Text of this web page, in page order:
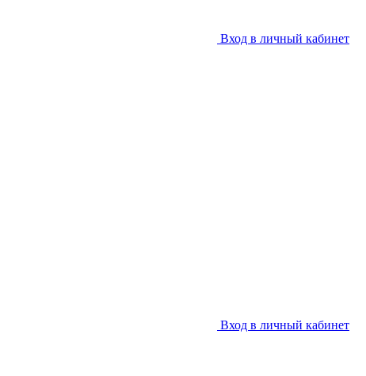
Вход в личный кабинет
Вход в личный кабинет